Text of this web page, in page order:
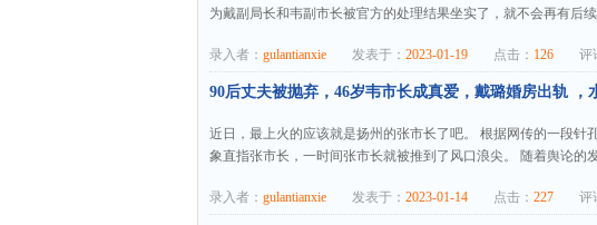
为戴副局长和韦副市长被官方的处理结果坐实了，就不会再有后
录入者： gulantianxie 发表于： 2023-01-19 点击： 126 评
90后丈夫被抛弃，46岁韦市长成真爱，戴璐婚房出轨 ，
近日，最上火的应该就是扬州的张市长了吧。 根据网传的一段
象直指张市长，一时间张市长就被推到了风口浪尖。 随着舆论的
录入者： gulantianxie 发表于： 2023-01-14 点击： 227 评